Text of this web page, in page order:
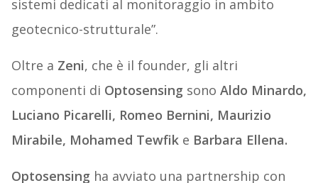
sistemi dedicati al monitoraggio in ambito
geotecnico-strutturale”.
Oltre a Zeni, che è il founder, gli altri
componenti di Optosensing sono Aldo Minardo,
Luciano Picarelli, Romeo Bernini, Maurizio
Mirabile, Mohamed Tewfik e Barbara Ellena.
Optosensing ha avviato una partnership con